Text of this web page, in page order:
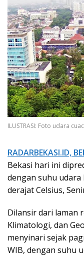
ILUSTRASI: Foto udara
RADARBEKASI.ID,
Bekasi hari ini
dengan suhu
derajat Celsius,
Dilansir dari laman
Klimatologi, dan
menyinari sejak
WIB, dengan suhu